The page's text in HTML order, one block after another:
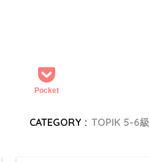
Pocket
CATEGORY : TOPIK 5-6級